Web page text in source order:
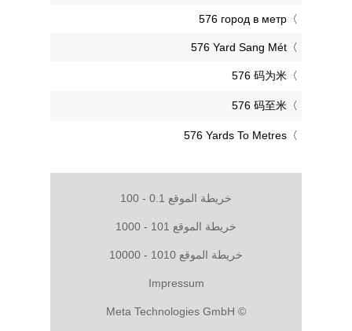
‎576 город в метр
‎576 Yard Sang Mét
‎576 码为米
‎576 码至米
‎576 Yards To Metres
خريطة الموقع 0.1 - 100
خريطة الموقع 101 - 1000
خريطة الموقع 1010 - 10000
Impressum
© Meta Technologies GmbH